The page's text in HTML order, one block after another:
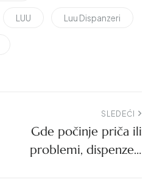
LUU Luu Dispanzeri
SLEDEĆI
Gde počinje priča ili
problemi, dispenzeri